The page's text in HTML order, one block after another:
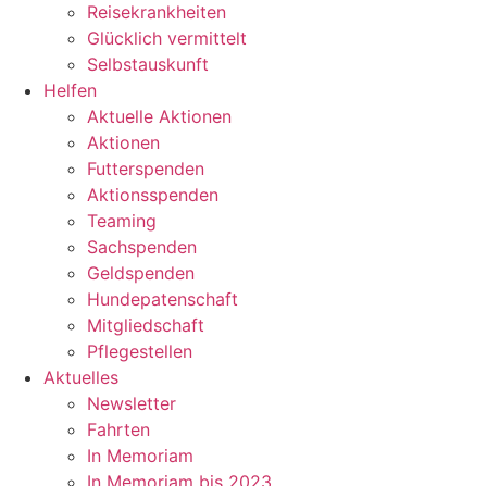
Reisekrankheiten
Glücklich vermittelt
Selbstauskunft
Helfen
Aktuelle Aktionen
Aktionen
Futterspenden
Aktionsspenden
Teaming
Sachspenden
Geldspenden
Hundepatenschaft
Mitgliedschaft
Pflegestellen
Aktuelles
Newsletter
Fahrten
In Memoriam